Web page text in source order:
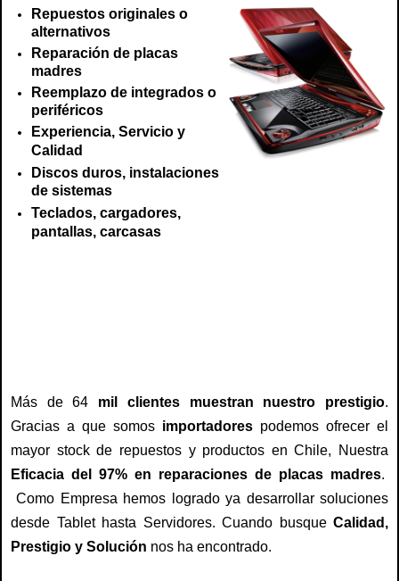
Repuestos originales o
alternativos
Reparación de placas
madres
Reemplazo de integrados o
periféricos
Experiencia, Servicio y
Calidad
Discos duros, instalaciones
de sistemas
Teclados, cargadores,
pantallas, carcasas
Más de 64 mil clientes muestran nuestro prestigio.
Gracias a que somos importadores podemos ofrecer el
mayor stock de repuestos y productos en Chile, Nuestra
Eficacia del 97% en reparaciones de placas madres.
Como Empresa hemos logrado ya desarrollar soluciones
desde Tablet hasta Servidores. Cuando busque Calidad,
Prestigio y Solución nos ha encontrado.